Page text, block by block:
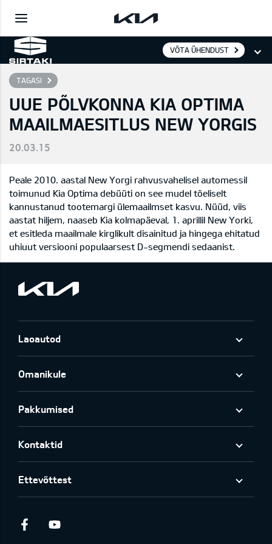
VÕTA ÜHENDUST
TAGASI
UUE PÕLVKONNA KIA OPTIMA
MAAILMAESITLUS NEW YORGIS
20.03.15
Peale 2010. aastal New Yorgi rahvusvahelisel automessil
toimunud Kia Optima debüüti on see mudel tõeliselt
kannustanud tootemargi ülemaailmset kasvu. Nüüd, viis
aastat hiljem, naaseb Kia kolmapäeval, 1. aprillil New Yorki,
et esitleda maailmale kirglikult disainitud ja hingega ehitatud
uhiuut versiooni populaarsest D-segmendi sedaanist.
Laoautod
Omanikule
Pakkumised
Kontaktid
Ettevõttest
Facebook